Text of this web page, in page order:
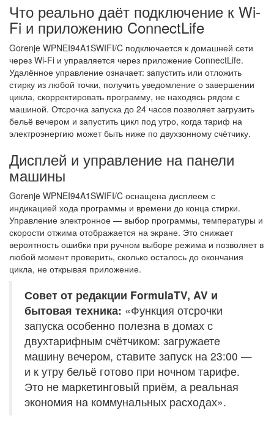
Что реально даёт подключение к Wi-
Fi и приложению ConnectLife
Gorenje WPNEI94A1SWIFI/C подключается к домашней сети
через Wi-Fi и управляется через приложение ConnectLife.
Удалённое управление означает: запустить или отложить
стирку из любой точки, получить уведомление о завершении
цикла, скорректировать программу, не находясь рядом с
машиной. Отсрочка запуска до 24 часов позволяет загрузить
бельё вечером и запустить цикл под утро, когда тариф на
электроэнергию может быть ниже по двухзонному счётчику.
Дисплей и управление на панели
машины
Gorenje WPNEI94A1SWIFI/C оснащена дисплеем с
индикацией хода программы и времени до конца стирки.
Управление электронное — выбор программы, температуры и
скорости отжима отображается на экране. Это снижает
вероятность ошибки при ручном выборе режима и позволяет в
любой момент проверить, сколько осталось до окончания
цикла, не открывая приложение.
Совет от редакции FormulaTV, AV и
бытовая техника: «Функция отсрочки
запуска особенно полезна в домах с
двухтарифным счётчиком: загружаете
машину вечером, ставите запуск на 23:00 —
и к утру бельё готово при ночном тарифе.
Это не маркетинговый приём, а реальная
экономия на коммунальных расходах».